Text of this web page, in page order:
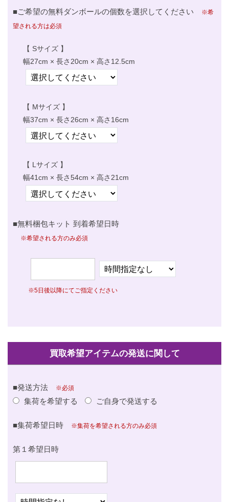
■ご希望の無料ダンボールの個数を選択してください
※希
望される方は必須
【 Sサイズ 】
幅27cm × 長さ20cm × 高さ12.5cm
【 Mサイズ 】
幅37cm × 長さ26cm × 高さ16cm
【 Lサイズ 】
幅41cm × 長さ54cm × 高さ21cm
■無料梱包キット 到着希望日時
※希望される方のみ必須
※5日後以降にてご指定ください
買取希望アイテムの発送に関して
■発送方法 ※必須
集荷を希望する ご自身で発送する
■集荷希望日時 ※集荷を希望される方のみ必須
第１希望日時